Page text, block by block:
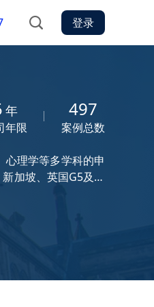
登录
年
年限
497
案例总数
理学等多学科的申
加坡、英国G5及欧